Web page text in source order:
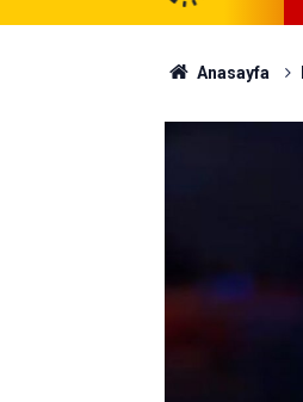
Anasayfa